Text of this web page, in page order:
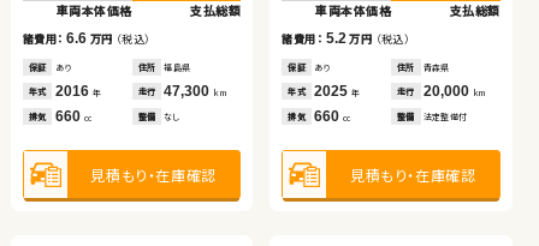
車両本体価格
支払総額
諸費用：6.6 万円 （税込）
保証 あり 住所 福島県
年式 2016 年 走行 47,300 km
排気 660 cc 整備 なし
見積もり・在庫確認
車両本体価格
支払総額
諸費用： 5.2万円 （税込）
保証 あり 住所 青森県
年式 2025年 走行 20,000 km
排気 660cc 整備 法定整備付
見積もり・在庫確認
車両本体価格
支払総額
諸費用：11.0万円（税込）
保証 あり 住所 群馬県
年式 2026 年 走行 100km
排気 1,800 整備 なし
見積もり・在庫確認
車両本体価格
支払総額
諸費用： 15.7万円（税込）
保証 あり 住所 北海道
年式 2021年 走行 51,000 km
排気 2,000 整備 法定整備付
見積もり・在庫確認
車両本体価格
支払総額
諸費用：9.7 万円 （税込）
保証 なし 住所 大分県
年式 2020 年 走行 31,600 km
排気 1,000 整備 法定整備付
見積もり・在庫確認
車両本体価格
支払総額
諸費用： 17.4万円（税込）
保証 あり 住所 岩手県
年式 2019年 走行 89,200 km
排気 2,000 整備 法定整備付
見積もり・在庫確認
車両本体価格
支払総額
諸費用：13.5万円（税込）
保証 あり 住所 岩手県
年式 2016 年 走行 88,400 km
排気 1,800 整備 法定整備付
見積もり・在庫確認
車両本体価格
支払総額
諸費用： 13.1万円（税込）
保証 あり 住所 神奈川県
年式 2017年 走行 33,400 km
排気 1,800 整備 なし
見積もり・在庫確認